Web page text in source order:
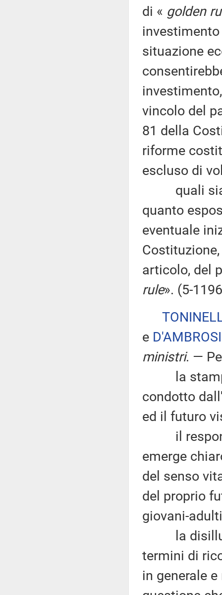
di « golden
situazione
vincolo del
81 della
riforme
escluso di
quali sia
quanto
eventuale
articolo, del
rule». (5-
e
ministri. —
la stampa
condotto
ed il futuro
il
emerge
del senso
del proprio
giovani-
la
termini di
in generale